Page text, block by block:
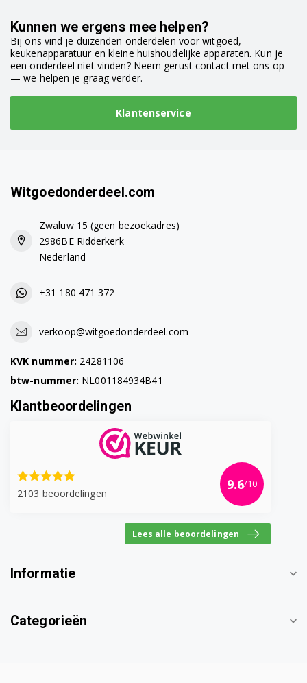
WM315 7178575200
WM325 7178575400
WM5121S 7167981400
WM5141S 7101941100
WM61000 7132643900
WM6111W 7164882700
WM6123S 7160381200
WM612W 7164883300
WM6167S 7168681100
WM6167W 7160881200
WM62125W 7138541700
WM7043CW 7140142600
Kunnen we ergens mee helpen?
Bij ons vind je duizenden onderdelen voor witgoed,
keukenapparatuur en kleine huishoudelijke apparaten. Kun je
een onderdeel niet vinden? Neem gerust contact met ons op
— we helpen je graag verder.
Klantenservice
Witgoedonderdeel.com
Zwaluw 15 (geen bezoekadres)
2986BE Ridderkerk
Nederland
+31 180 471 372
verkoop@witgoedonderdeel.com
KVK nummer: 24281106
btw-nummer: NL001184934B41
Klantbeoordelingen
2103 beoordelingen
9.6/10
Lees alle beoordelingen
Informatie
Categorieën